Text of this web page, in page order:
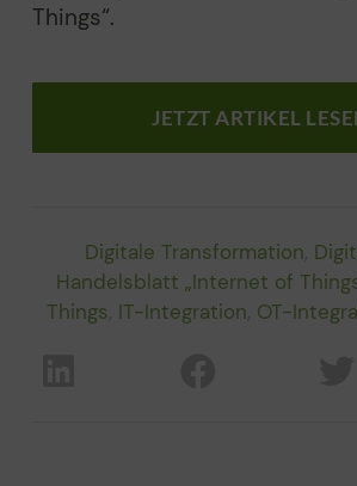
Things“.
JETZT ARTIKEL
Digitale Transformation
Handelsblatt „Internet of
Things IT-Integration OT-